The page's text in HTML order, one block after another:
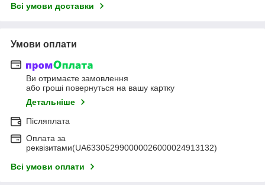
Всі умови доставки
Умови оплати
Ви отримаєте замовлення
або гроші повернуться на вашу картку
Детальніше
Післяплата
Оплата за
реквізитами(UA633052990000026000024913132)
Всі умови оплати